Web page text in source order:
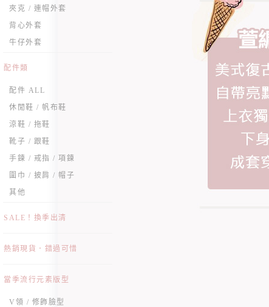
夾克 / 連帽外套
背心外套
牛仔外套
配件類
配件 ALL
休閒鞋 / 帆布鞋
涼鞋 / 拖鞋
靴子 / 跟鞋
手鍊 / 戒指 / 項鍊
圍巾 / 披肩 / 帽子
其他
SALE！換季出清
熱銷現貨．錯過可惜
當季流行元素版型
V領 / 修飾臉型